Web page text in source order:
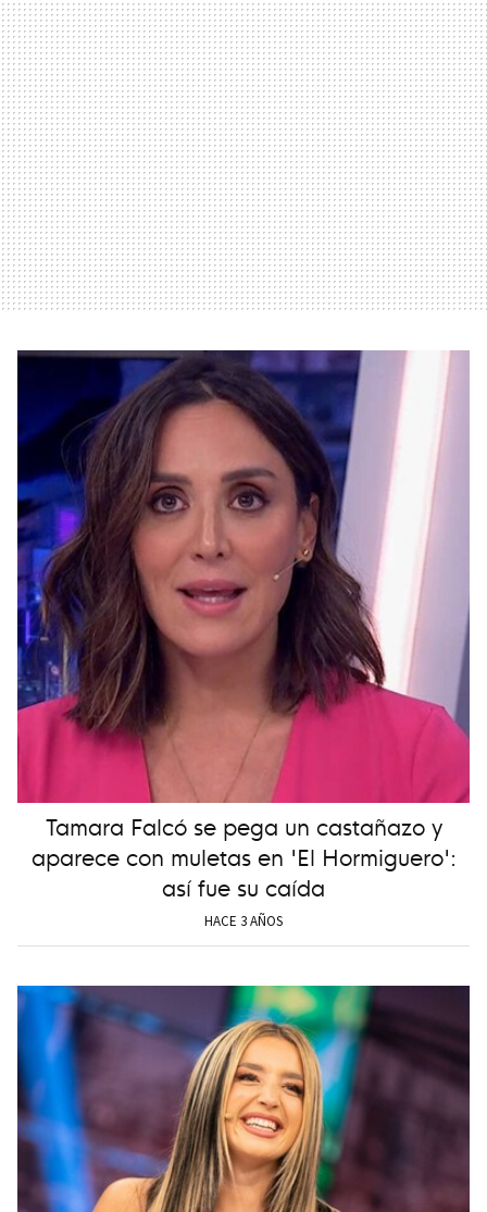
Tamara Falcó se pega un castañazo y
aparece con muletas en 'El Hormiguero':
así fue su caída
HACE 3 AÑOS